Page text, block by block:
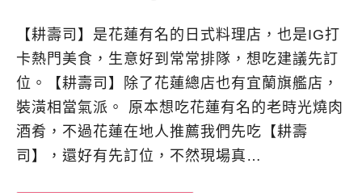
【耕壽司】是花蓮有名的日式料理店，也是IG打
卡熱門美食，生意好到常常排隊，想吃建議先訂
位。【耕壽司】除了花蓮總店也有宜蘭旗艦店，
裝潢相當氣派。 原本想吃花蓮有名的老時光燒肉
酒肴，不過花蓮在地人推薦我們先吃【耕壽
司】，還好有先訂位，不然現場真…